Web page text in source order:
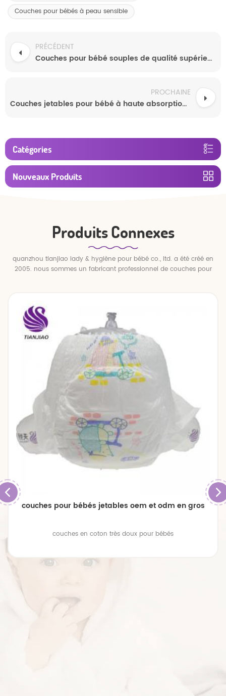
Couches pour bébés à peau sensible
PRÉCÉDENT
Couches pour bébé souples de qualité supérieure, remises en gros, haute capacité d'absorption
PROCHAINE
Couches jetables pour bébé à haute absorption avec couche extérieure respirante, couches ultra fines et douces au toucher
Catégories
Nouveaux Produits
Produits Connexes
quanzhou tianjiao lady & hygiène pour bébé co., ltd. a été créé en
2005. nous sommes un fabricant professionnel de couches pour
couches pour bébés jetables oem et odm en gros
couches en coton très doux pour bébés